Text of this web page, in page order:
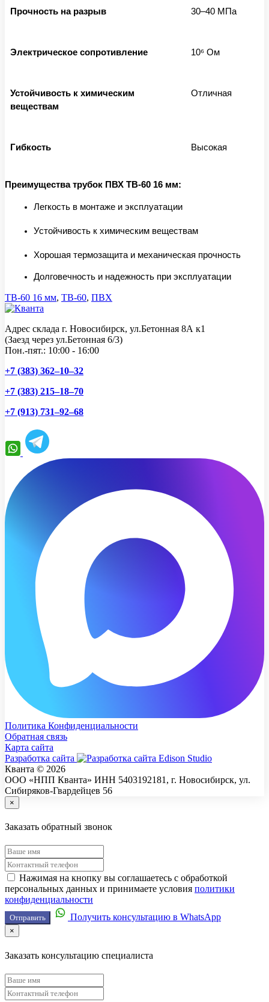
Прочность на разрыв 30–40 МПа
Электрическое сопротивление 10⁶ Ом
Устойчивость к химическим
веществам
Отличная
Гибкость Высокая
Преимущества трубок ПВХ ТВ-60 16 мм:
Легкость в монтаже и эксплуатации
Устойчивость к химическим веществам
Хорошая термозащита и механическая прочность
Долговечность и надежность при эксплуатации
ТВ-60 16 мм, ТВ-60, ПВХ
Адрес склада г. Новосибирск, ул.Бетонная 8А к1
(Заезд через ул.Бетонная 6/3)
Пон.-пят.: 10:00 - 16:00
+7 (383) 362–10–32
+7 (383) 215–18–70
+7 (913) 731–92–68
Политика Конфиденциальности
Обратная связь
Карта сайта
Разработка сайта
Кванта © 2026
ООО «НПП Кванта» ИНН 5403192181, г. Новосибирск, ул.
Сибиряков-Гвардейцев 56
×
Заказать обратный звонок
Нажимая на кнопку вы соглашаетесь с обработкой
персональных данных и принимаете условия политики
конфиденциальности
Отправить Получить консультацию в WhatsApp
×
Заказать консультацию специалиста